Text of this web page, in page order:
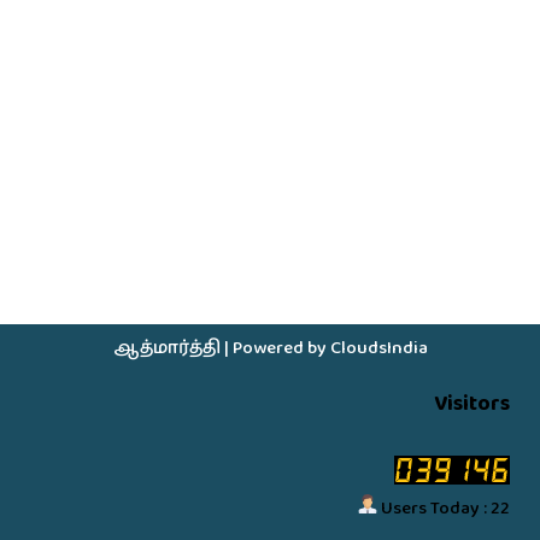
ஆத்மார்த்தி | Powered by CloudsIndia
Visitors
Users Today : 22